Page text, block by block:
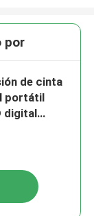
por
de cinta
portátil
digital